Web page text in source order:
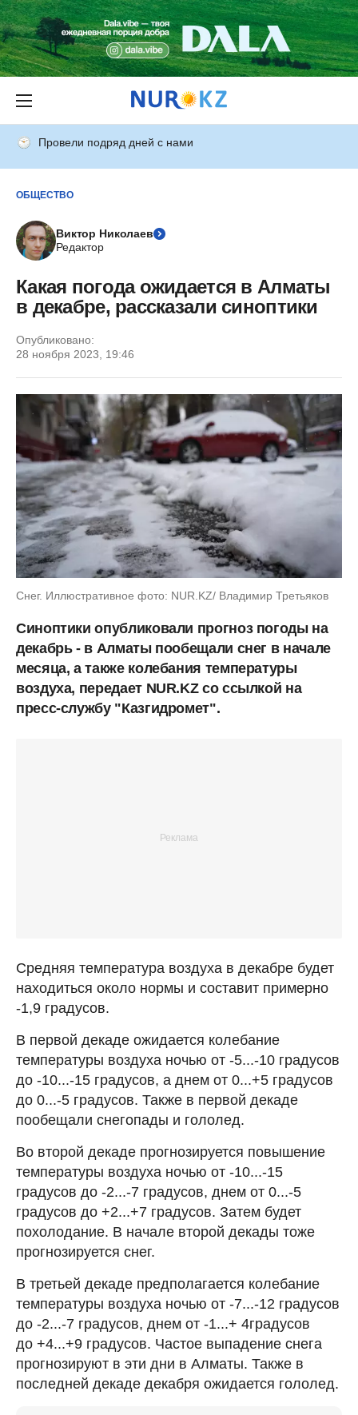
Провели подряд дней с нами
ОБЩЕСТВО
Виктор Николаев
Редактор
Какая погода ожидается в Алматы
в декабре, рассказали синоптики
Опубликовано:
28 ноября 2023, 19:46
Снег. Иллюстративное фото: NUR.KZ/ Владимир Третьяков
Синоптики опубликовали прогноз погоды на
декабрь - в Алматы пообещали снег в начале
месяца, а также колебания температуры
воздуха, передает NUR.KZ со ссылкой на
пресс-службу "Казгидромет".
Средняя температура воздуха в декабре будет
находиться около нормы и составит примерно
-1,9 градусов.
В первой декаде ожидается колебание
температуры воздуха ночью от -5...-10 градусов
до -10...-15 градусов, а днем от 0...+5 градусов
до 0...-5 градусов. Также в первой декаде
пообещали снегопады и гололед.
Во второй декаде прогнозируется повышение
температуры воздуха ночью от -10...-15
градусов до -2...-7 градусов, днем от 0...-5
градусов до +2...+7 градусов. Затем будет
похолодание. В начале второй декады тоже
прогнозируется снег.
В третьей декаде предполагается колебание
температуры воздуха ночью от -7...-12 градусов
до -2...-7 градусов, днем от -1...+ 4градусов
до +4...+9 градусов. Частое выпадение снега
прогнозируют в эти дни в Алматы. Также в
последней декаде декабря ожидается гололед.